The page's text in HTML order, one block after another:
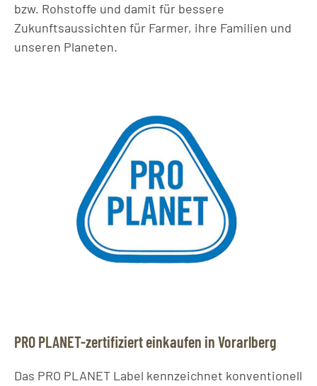
bzw. Rohstoffe und damit für bessere
Zukunftsaussichten für Farmer, ihre Familien und
unseren Planeten.
PRO PLANET-zertifiziert einkaufen in Vorarlberg
Das PRO PLANET Label kennzeichnet konventionell